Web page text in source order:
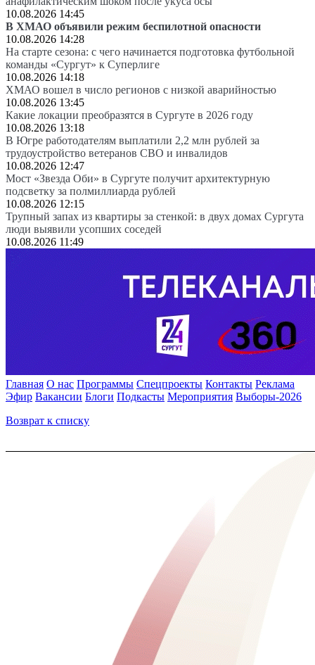
10.08.2026 14:45
В ХМАО объявили режим беспилотной опасности
10.08.2026 14:28
На старте сезона: с чего начинается подготовка футбольной
команды «Сургут» к Суперлиге
10.08.2026 14:18
ХМАО вошел в число регионов с низкой аварийностью
10.08.2026 13:45
Какие локации преобразятся в Сургуте в 2026 году
10.08.2026 13:18
В Югре работодателям выплатили 2,2 млн рублей за
трудоустройство ветеранов СВО и инвалидов
10.08.2026 12:47
Мост «Звезда Оби» в Сургуте получит архитектурную
подсветку за полмиллиарда рублей
10.08.2026 12:15
Трупный запах из квартиры за стенкой: в двух домах Сургута
люди выявили усопших соседей
10.08.2026 11:49
Главная О нас Программы Спецпроекты Контакты Реклама
Эфир Вакансии Блоги Подкасты Мероприятия Выборы-2026
Возврат к списку